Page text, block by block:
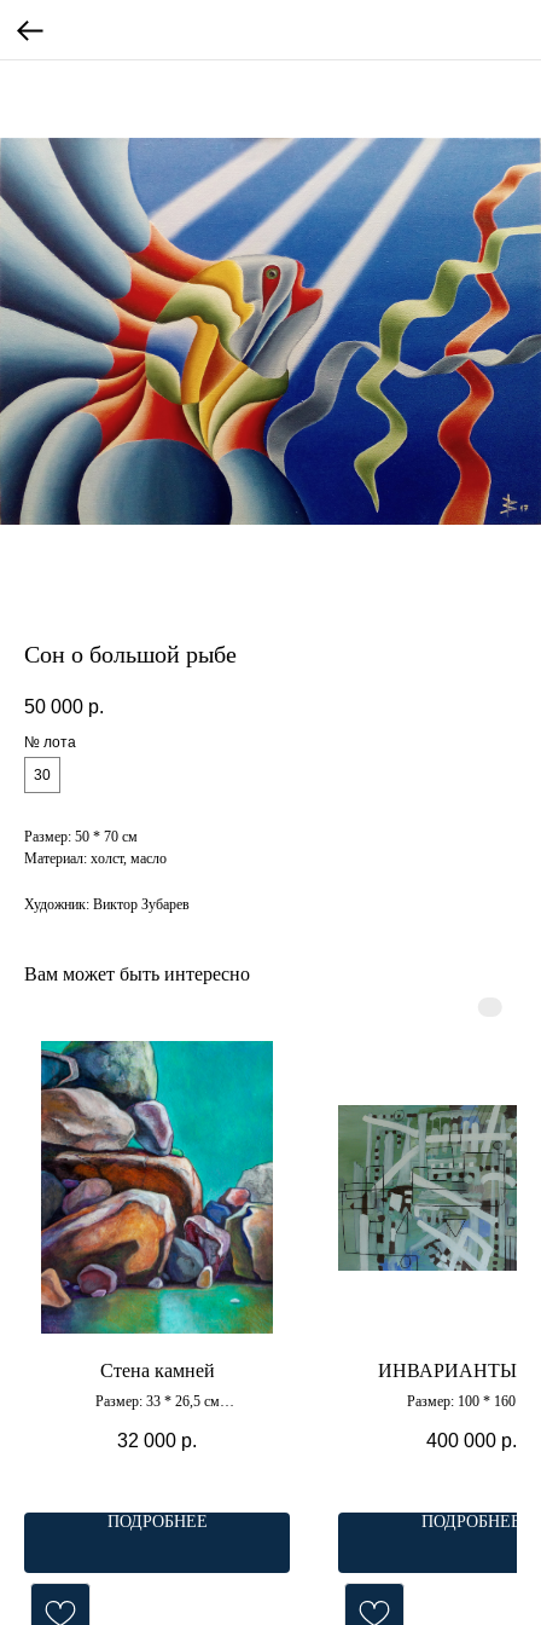
Сон о большой рыбе
50 000 р.
№ лота
30
Размер: 50 * 70 см
Материал: холст, масло
Художник: Виктор Зубарев
Вам может быть интересно
Стена камней
Размер: 33 * 26,5 см
акварель, акрил
32 000 р.
ПОДРОБНЕЕ
ИНВАРИАНТЫ №
Размер: 100 * 160 см
400 000 р.
ПОДРОБНЕЕ